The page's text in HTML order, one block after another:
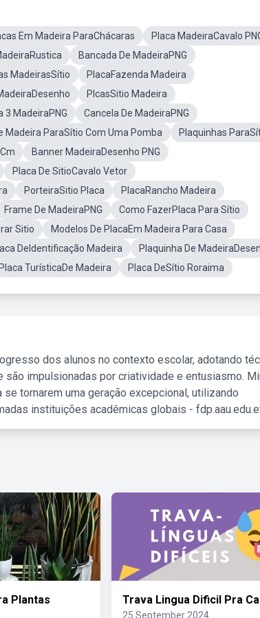
Em Madeira ParaChácaras
Placa MadeiraCavalo
Bancada De MadeiraPNG
MadeirasSítio
PlacaFazenda Madeira
PlcasSitio Madeira
3 MadeiraPNG
Cancela De MadeiraPNG
Madeira ParaSítio Com Uma Pomba
Plaquinhas
Banner MadeiraDesenho PNG
Placa De SitioCavalo Vetor
PorteiraSitio Placa
PlacaRancho Madeira
Frame De MadeiraPNG
Como FazerPlaca Para Sítio
Sitio
Modelos De PlacaEm Madeira Para Casa
DeIdentificação Madeira
Plaquinha De
Placa TurísticaDe Madeira Placa DeSítio Roraima
dos alunos no contexto escolar, adotando
impulsionadas por criatividade e entusiasmo.
tornarem uma geração excepcional, utilizando
instituições acadêmicas globais -
Plantas Trava Lingua Dificil Pra
25 September 2024